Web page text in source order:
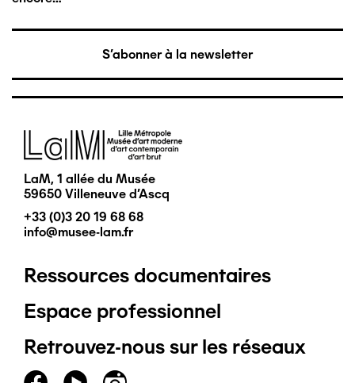
S'abonner à la newsletter
Image
LaM, 1 allée du Musée
59650 Villeneuve d'Ascq
+33 (0)3 20 19 68 68
info@musee-lam.fr
Pied
de
page
Ressources documentaires
Espace professionnel
Retrouvez-nous sur les réseaux